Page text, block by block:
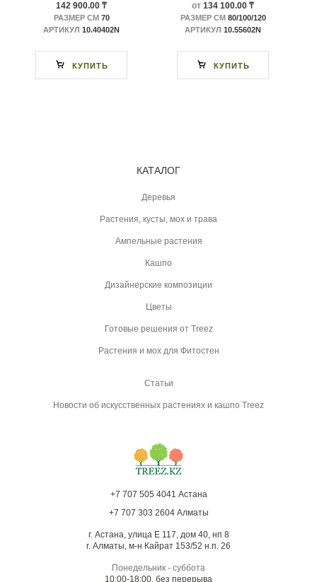
142 900.00 ₸
РАЗМЕР СМ70
АРТИКУЛ 10.40402N
КУПИТЬ
от 134 100.00 ₸
РАЗМЕР СМ80/100/120
АРТИКУЛ 10.55602N
КУПИТЬ
КАТАЛОГ
Деревья
Растения, кусты, мох и трава
Ампельные растения
Кашпо
Дизайнерские композиции
Цветы
Готовые решения от Treez
Растения и мох для Фитостен
Статьи
Новости об искусственных растениях и кашпо Treez
+7 707 505 4041 Астана
+7 707 303 2604 Алматы
г. Астана, улица Е 117, дом 40, нп 8
г. Алматы, м-н Кайрат 153/52 н.п. 26
Понедельник - суббота
10:00-18:00, без перерыва